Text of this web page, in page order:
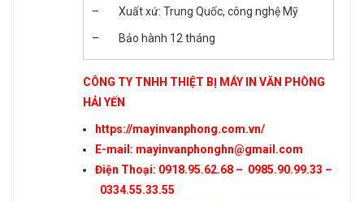
– Xuất xứ: Trung Quốc, công nghệ Mỹ
– Bảo hành 12 tháng
CÔNG TY TNHH THIỆT BỊ MÁY IN VĂN PHÒNG
HẢI YẾN
https://mayinvanphong.com.vn/
E-mail: mayinvanphonghn@gmail.com
Điện Thoại: 0918.95.62.68 – 0985.90.99.33 –
0334.55.33.55